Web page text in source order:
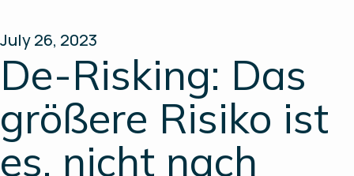
Über uns
Insights
Investor Relations
July 26, 2023
De-Risking: Das
größere Risiko ist
es, nicht nach